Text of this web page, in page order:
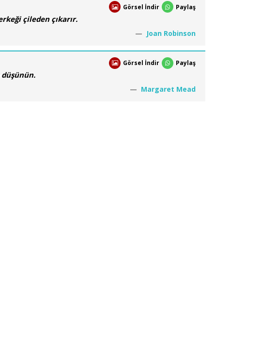
Görsel İndir Paylaş
çileden çıkarır.
Joan Robinson
Görsel İndir Paylaş
Margaret Mead